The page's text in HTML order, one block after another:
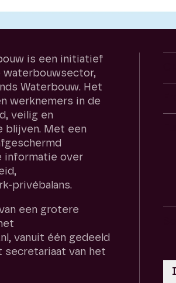
is een initiatief
waterbouwsector,
Waterbouw. Het
werknemers in de
veilig en
blijven. Met een
informatie over
privébalans.
een grotere
vanuit één gedeeld
secretariaat van het